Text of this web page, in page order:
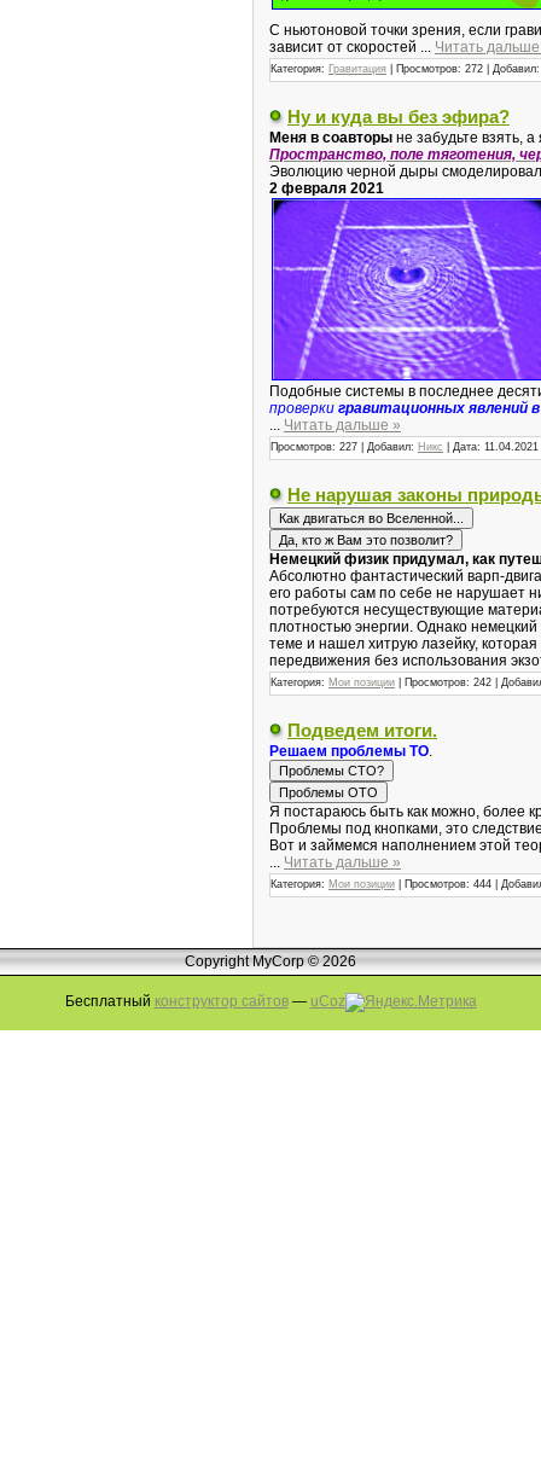
С ньютоновой точки зрения, если
зависит от скоростей ... Читать
Категория: Гравитация Просмотров: 272 Добавил:
Ну и куда вы без эфира?
Меня в соавторы не забудьте взять,
Пространство, поле тяготения,
Эволюцию черной дыры
2 февраля 2021
Подобные системы в последнее
проверки гравитационных явлений
... Читать дальше »
Просмотров: 227 Добавил: Никс Дата: 11.04.2021
Не нарушая законы
Немецкий физик придумал, как
Абсолютно фантастический варп-
его работы сам по себе не нарушает
потребуются несуществующие
плотностью энергии. Однако
теме и нашел хитрую лазейку,
передвижения без использования
Категория: Мои позиции Просмотров: 242
Подведем итоги.
Решаем проблемы ТО.
Я постараюсь быть как можно, более
Проблемы под кнопками, это
Вот и займемся наполнением этой
... Читать дальше »
Категория: Мои позиции Просмотров: 444
Copyright MyCorp © 2026
Бесплатный конструктор сайтов— uCoz